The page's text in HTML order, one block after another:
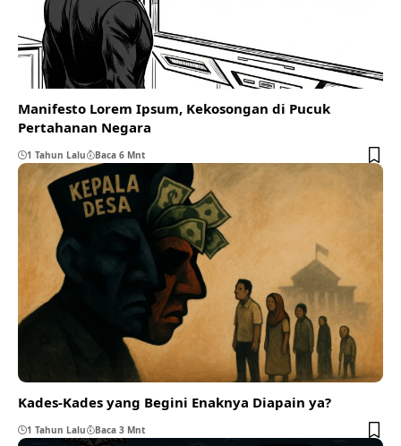
Manifesto Lorem Ipsum, Kekosongan di Pucuk
Pertahanan Negara
1 Tahun Lalu Baca 6 Mnt
Kades-Kades yang Begini Enaknya Diapain ya?
1 Tahun Lalu Baca 3 Mnt